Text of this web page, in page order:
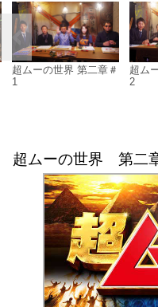
超ムーの世界 第二章＃
1
超ム
2
超ムーの世界 第二